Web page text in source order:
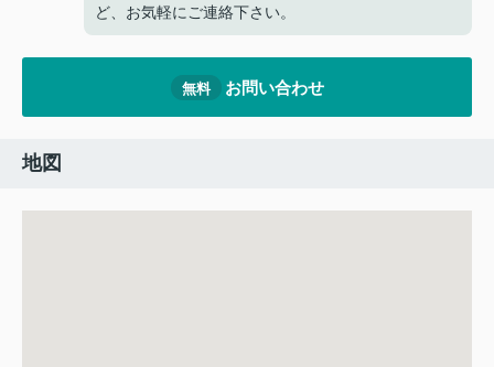
ど、お気軽にご連絡下さい。
無料 お問い合わせ
地図